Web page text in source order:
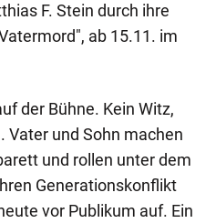
F. Stein durch ihre
ab 15.11. im
der Bühne. Kein Witz,
Vater und Sohn machen
und rollen unter dem
Generationskonflikt
vor Publikum auf. Ein